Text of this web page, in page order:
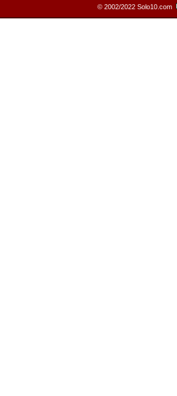
© 2002/2022 Solo10.com